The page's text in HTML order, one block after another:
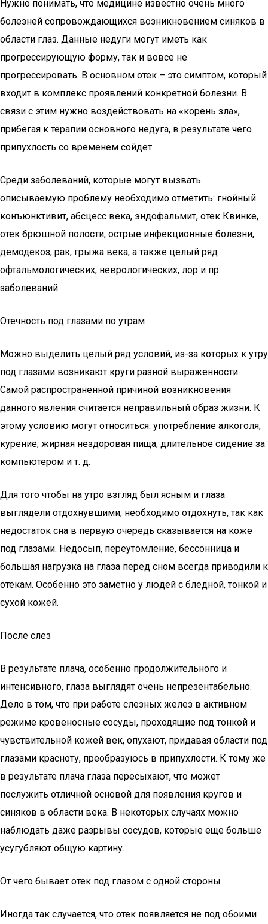
Нужно понимать, что медицине известно очень много
болезней сопровождающихся возникновением синяков в
области глаз. Данные недуги могут иметь как
прогрессирующую форму, так и вовсе не
прогрессировать. В основном отек – это симптом, который
входит в комплекс проявлений конкретной болезни. В
связи с этим нужно воздействовать на «корень зла»,
прибегая к терапии основного недуга, в результате чего
припухлость со временем сойдет.
Среди заболеваний, которые могут вызвать
описываемую проблему необходимо отметить: гнойный
конъюнктивит, абсцесс века, эндофальмит, отек Квинке,
отек брюшной полости, острые инфекционные болезни,
демодекоз, рак, грыжа века, а также целый ряд
офтальмологических, неврологических, лор и пр.
заболеваний.
Отечность под глазами по утрам
Можно выделить целый ряд условий, из-за которых к утру
под глазами возникают круги разной выраженности.
Самой распространенной причиной возникновения
данного явления считается неправильный образ жизни. К
этому условию могут относиться: употребление алкоголя,
курение, жирная нездоровая пища, длительное сидение за
компьютером и т. д.
Для того чтобы на утро взгляд был ясным и глаза
выглядели отдохнувшими, необходимо отдохнуть, так как
недостаток сна в первую очередь сказывается на коже
под глазами. Недосып, переутомление, бессонница и
большая нагрузка на глаза перед сном всегда приводили к
отекам. Особенно это заметно у людей с бледной, тонкой и
сухой кожей.
После слез
В результате плача, особенно продолжительного и
интенсивного, глаза выглядят очень непрезентабельно.
Дело в том, что при работе слезных желез в активном
режиме кровеносные сосуды, проходящие под тонкой и
чувствительной кожей век, опухают, придавая области под
глазами красноту, преобразуюсь в припухлости. К тому же
в результате плача глаза пересыхают, что может
послужить отличной основой для появления кругов и
синяков в области века. В некоторых случаях можно
наблюдать даже разрывы сосудов, которые еще больше
усугубляют общую картину.
От чего бывает отек под глазом с одной стороны
Иногда так случается, что отек появляется не под обоими